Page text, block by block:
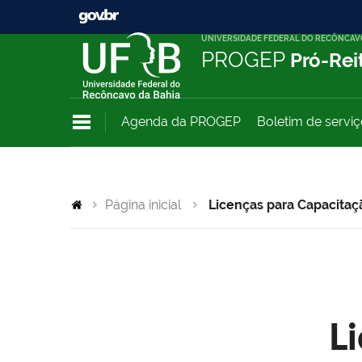
UNIVERSIDADE FEDERAL DO
PROGEP Pró-
Agenda da PROGEP Boletim de
Página inicial Licenças para